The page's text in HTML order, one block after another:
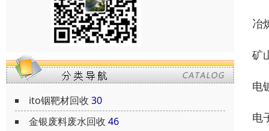
ito铟靶材回收 30
金银废料废水回收 46
冶
矿
电
电